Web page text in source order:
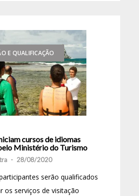
E QUALIFICAÇÃO
cursos de idiomas
Ministério do Turismo
- 28/08/2020
serão qualificados
os serviços de visitação